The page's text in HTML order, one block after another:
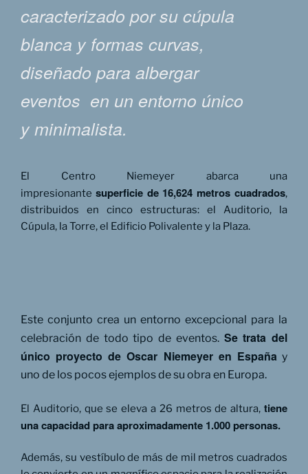
caracterizado por su cúpula
blanca y formas curvas,
diseñado para albergar
eventos en un entorno único
y minimalista.
El Centro Niemeyer abarca una
impresionante superficie de 16,624 metros cuadrados,
distribuidos en cinco estructuras: el Auditorio, la
Cúpula, la Torre, el Edificio Polivalente y la Plaza.
Este conjunto crea un entorno excepcional para la
celebración de todo tipo de eventos. Se trata del
único proyecto de Oscar Niemeyer en Españay
uno de los pocos ejemplos de su obra en Europa.
El Auditorio, que se eleva a 26 metros de altura, tiene
una capacidad para aproximadamente 1.000 personas.
Además, su vestíbulo de más de mil metros cuadrados